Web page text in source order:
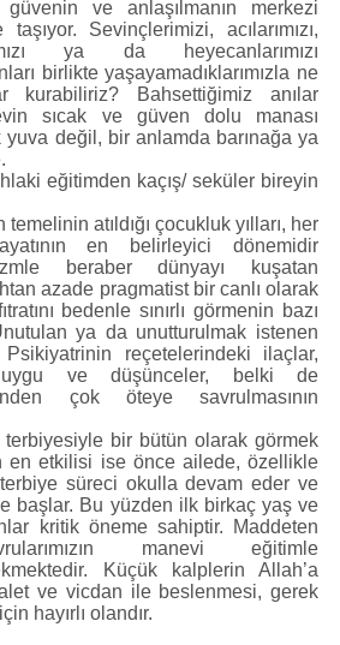
ve anlaşılmanın merkezi
Sevinçlerimizi, acılarımızı,
ya da heyecanlarımızı
birlikte yaşayamadıklarımızla ne
kurabiliriz? Bahsettiğimiz anılar
sıcak ve güven dolu manası
yuva değil, bir anlamda barınağa ya
eğitimden kaçış/ seküler bireyin
atıldığı çocukluk yılları, her
en belirleyici dönemidir
beraber dünyayı kuşatan
azade pragmatist bir canlı olarak
bedenle sınırlı görmenin bazı
ya da unutturulmak istenen
Psikiyatrinin reçetelerindeki ilaçlar,
ve düşünceler, belki de
çok öteye savrulmasının
terbiyesiyle bir bütün olarak görmek
en etkilisi ise önce ailede, özellikle
süreci okulla devam eder ve
başlar. Bu yüzden ilk birkaç yaş ve
kritik öneme sahiptir. Maddeten
manevi eğitimle
Küçük kalplerin Allah’a
ve vicdan ile beslenmesi, gerek
hayırlı olandır.